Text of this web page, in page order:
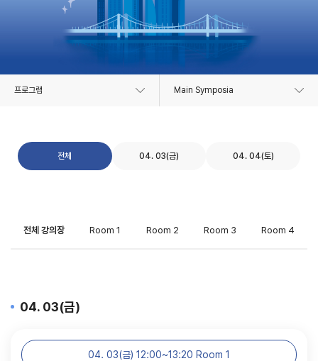
프로그램 Main Symposia
전체 04. 03(금) 04. 04(토)
전체 강의장 Room 1 Room 2 Room 3 Room 4
04. 03(금)
04. 03(금) 12:00~13:20 Room 1